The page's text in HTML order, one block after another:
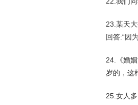
23.某天
回答:“因
24.《婚
岁的，这
25.女人